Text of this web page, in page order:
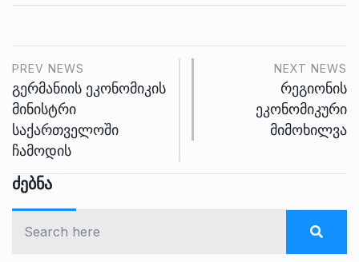
PREV NEWS
გერმანიის ეკონომიკის
მინისტრი
საქართველოში
ჩამოდის
NEXT NEWS
რეგიონის
ეკონომიკური
მიმოხილვა
Ძებნა